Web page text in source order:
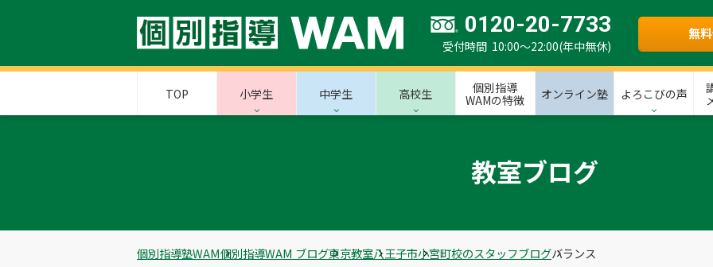
0120-20-7733
受付時間 10:00～22:00(年中無休)
無
TOP 小学生 中学生 高校生
個別指導
WAMの特徴
オンライン塾 よろこびの声
教室ブログ
個別指導塾WAM個別指導WAM ブログ東京教室八王子市小宮町校のスタッフブログバランス